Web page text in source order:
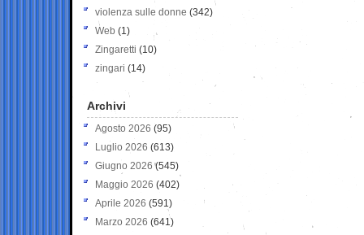
violenza sulle donne (342)
Web (1)
Zingaretti (10)
zingari (14)
Archivi
Agosto 2026 (95)
Luglio 2026 (613)
Giugno 2026 (545)
Maggio 2026 (402)
Aprile 2026 (591)
Marzo 2026 (641)